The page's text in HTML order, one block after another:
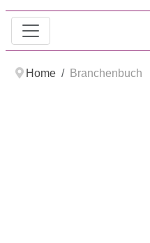
Home Branchenbuch